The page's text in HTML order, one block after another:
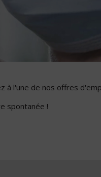
à l'une de nos offres
spontanée !